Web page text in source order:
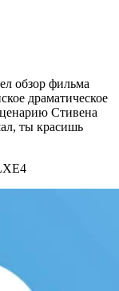
обзор фильма
драматическое
Стивена
ты красишь